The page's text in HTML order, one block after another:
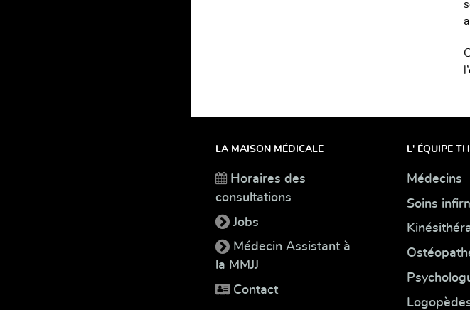
LA MAISON MÉDICALE
Horaires des
consultations
Jobs
Médecin Assistant à
la MMJJ
Contact
L' ÉQUIPE
Médecins
Soins